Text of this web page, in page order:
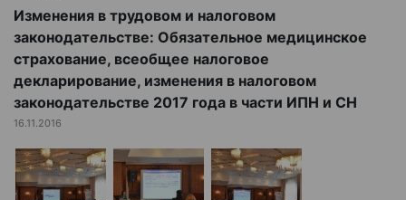
Изменения в трудовом и налоговом
законодательстве: Обязательное медицинское
страхование, всеобщее налоговое
декларирование, изменения в налоговом
законодательстве 2017 года в части ИПН и СН
16.11.2016